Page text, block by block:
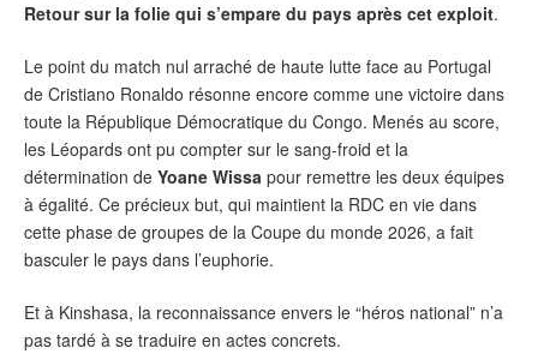
Retour sur la folie qui s’empare du pays après cet exploit.
Le point du match nul arraché de haute lutte face au Portugal
de Cristiano Ronaldo résonne encore comme une victoire dans
toute la République Démocratique du Congo. Menés au score,
les Léopards ont pu compter sur le sang-froid et la
détermination de Yoane Wissa pour remettre les deux équipes
à égalité. Ce précieux but, qui maintient la RDC en vie dans
cette phase de groupes de la Coupe du monde 2026, a fait
basculer le pays dans l’euphorie.
Et à Kinshasa, la reconnaissance envers le “héros national” n’a
pas tardé à se traduire en actes concrets.